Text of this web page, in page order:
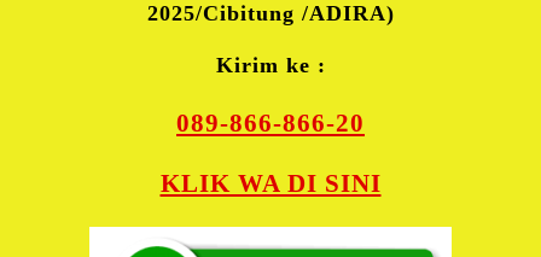
2025/Cibitung /ADIRA)
Kirim ke :
089-866-866-20
KLIK WA DI SINI